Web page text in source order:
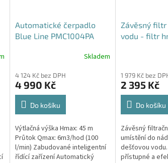
Automatické čerpadlo
Blue Line PMC1004PA
produktu
je
5,0
5
hvězdiček.
Skladem
4 124 Kč bez DPH
4 990 Kč
Do košíku
Výtlačná výška Hmax: 45 m
Průtok Qmax: 6m3/hod (100
l/min) Zabudované inteligentní
řídící zařízení Automatický
Závěsný filtr
vodu - filtr
produktu
je
4,7
5
hvězdiček.
1 979 Kč bez
2 395 Kč
Do košíku
Závěsný
umístění do
dešťovou
přístupné a